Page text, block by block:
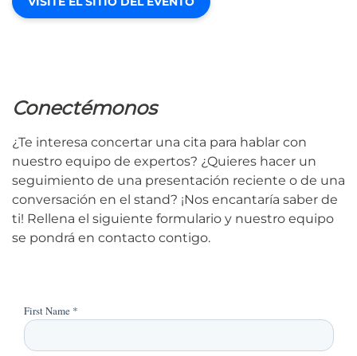
Conectémonos
¿Te interesa concertar una cita para hablar con
nuestro equipo de expertos? ¿Quieres hacer un
seguimiento de una presentación reciente o de una
conversación en el stand? ¡Nos encantaría saber de
ti! Rellena el siguiente formulario y nuestro equipo
se pondrá en contacto contigo.